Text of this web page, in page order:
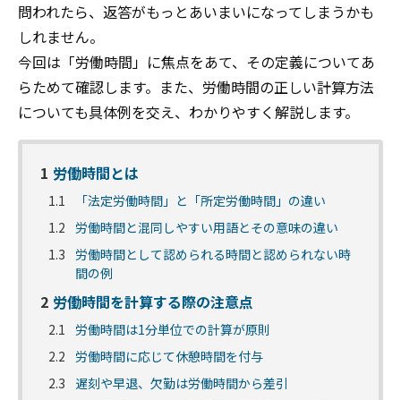
問われたら、返答がもっとあいまいになってしまうかも
しれません。
今回は「労働時間」に焦点をあて、その定義についてあ
らためて確認します。また、労働時間の正しい計算方法
についても具体例を交え、わかりやすく解説します。
1 労働時間とは
1.1
「法定労働時間」と「所定労働時間」の違い
1.2
労働時間と混同しやすい用語とその意味の違い
1.3
労働時間として認められる時間と認められない時
間の例
2 労働時間を計算する際の注意点
2.1
労働時間は1分単位での計算が原則
2.2
労働時間に応じて休憩時間を付与
2.3
遅刻や早退、欠勤は労働時間から差引